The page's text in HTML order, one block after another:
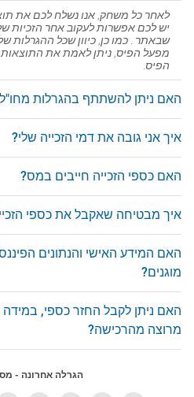
לאחר כל משחק, אנו נשלח לכם את
יש לכם אפשרות לעקוב אחר הזכיות
שבאתר . כמו כן, כיוון שכל ההגרלות
מפעל הפיס, ניתן לאמת את
הפיס.
האם ניתן להשתתף בהגרלות
איך אני גובה את דמי הזכייה שלי?
האם כספי הזכייה חייבים במס?
איך מבטיחה שאקבל את כספי
האם המידע האישי והנתונים
מוגנים?
האם ניתן לקבל החזר כספי, במידה
מרוצה מהרכישה?
הגרלה אחרונה -